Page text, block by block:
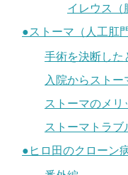
イレウス（
●ストーマ（人工肛門
手術を決断した
入院からストー
ストーマのメリ
ストーマトラブ
●ヒロ田のクローン